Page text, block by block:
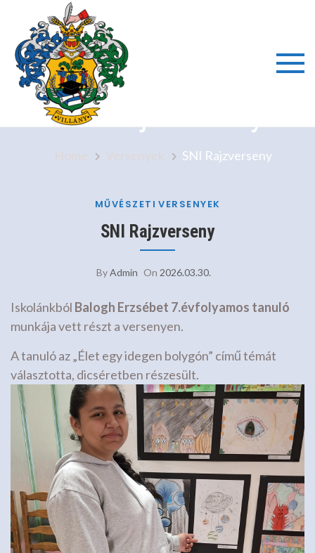
content
Villányi
Iskola
Iskola
SNI Rajzverseny
SNI Rajzverseny
MŰVÉSZETI VERSENYEK
SNI Rajzverseny
ByAdmin On 2026.03.30.
Iskolánkból Balogh Erzsébet 7.évfolyamos tanuló
munkája vett részt a versenyen.
A tanuló az „Élet egy idegen bolygón” című témát
választotta, dicséretben részesült.